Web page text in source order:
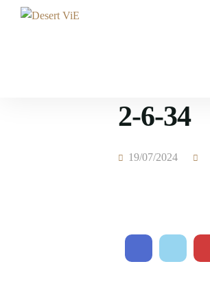
2-6-34
19/07/2024